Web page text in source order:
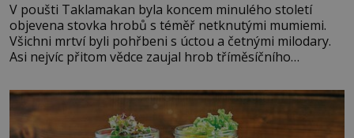
V poušti Taklamakan byla koncem minulého století
objevena stovka hrobů s téměř netknutými mumiemi.
Všichni mrtví byli pohřbeni s úctou a četnými milodary.
Asi nejvíc přitom vědce zaujal hrob tříměsíčního
blonďaté vlásky. Fakt, že jsou těla dávných lidí nesmírně
dobře zachovalá, přičítají odborníci zdejším klimatickým
podmínkám. Sucho, prosolené písky a extrémně